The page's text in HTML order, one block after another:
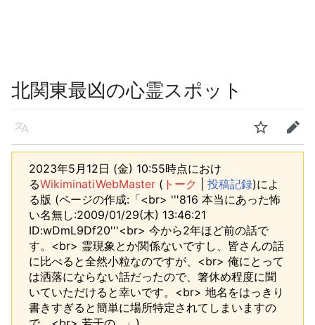
北関東最凶の心霊スポット
言語
2023年5月12日 (金) 10:55時点におけ
るWikiminatiWebMaster ( トーク 投稿記録)によ
る版 (ページの作成:「<br> '''816 本当にあった怖
い名無し:2009/01/29(木) 13:46:21
ID:wDmL9Df20'''<br> 今から2年ほど前の話で
す。<br> 霊現象とか関係ないですし、皆さんの話
に比べると全然小粒なのですが、<br> 俺にとって
は洒落にならない話だったので、箸休め程度に聞
いていただけると幸いです。<br> 地名をはっきり
書きすぎると簡単に場所特定されてしまいますの